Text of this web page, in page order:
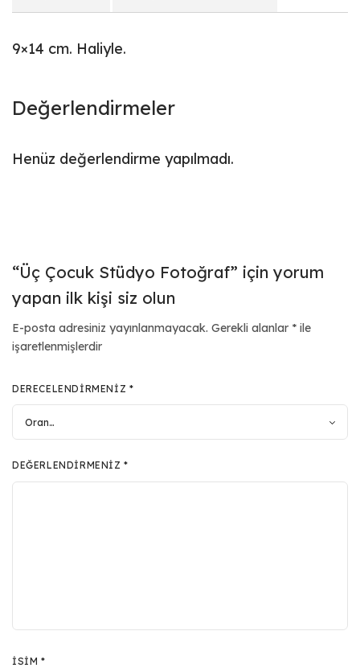
9×14 cm. Haliyle.
Değerlendirmeler
Henüz değerlendirme yapılmadı.
“Üç Çocuk Stüdyo Fotoğraf” için yorum
yapan ilk kişi siz olun
E-posta adresiniz yayınlanmayacak. Gerekli alanlar * ile
işaretlenmişlerdir
DERECELENDIRMENIZ *
DEĞERLENDIRMENIZ*
İSIM*